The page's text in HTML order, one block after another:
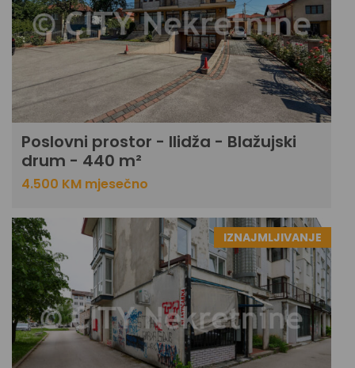
Poslovni prostor - Ilidža - Blažujski
drum - 440 m²
4.500 KM mjesečno
IZNAJMLJIVANJE